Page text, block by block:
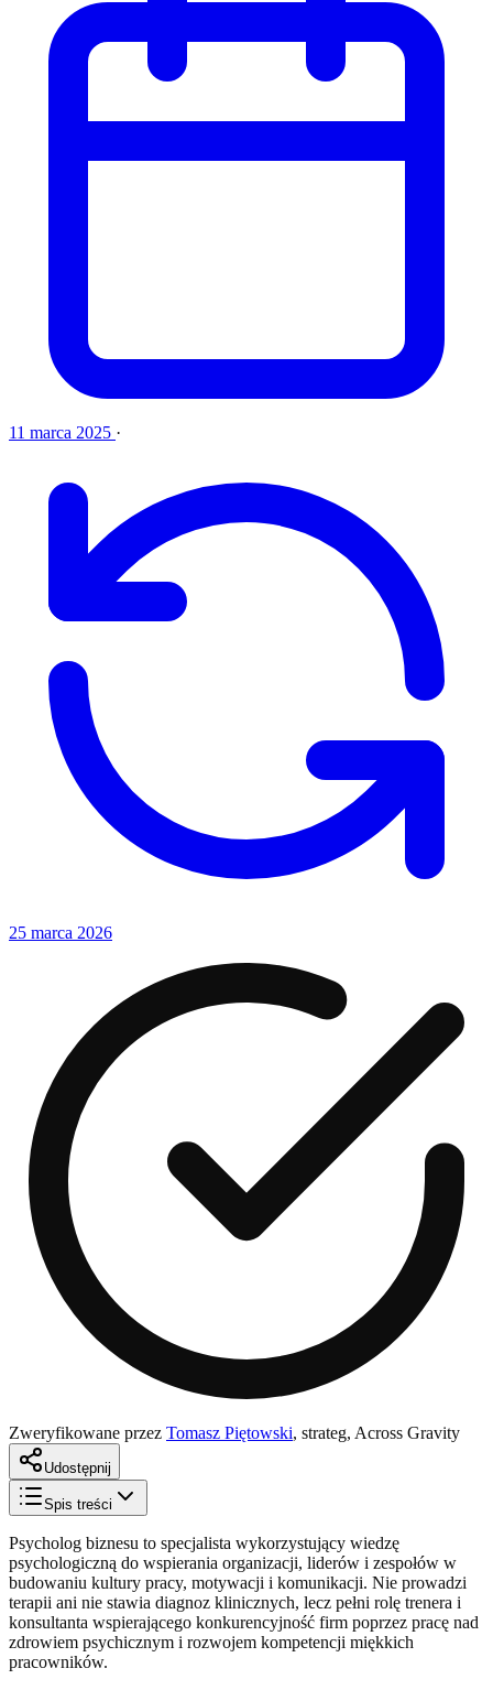
11 marca 2025 ·
25 marca 2026
Zweryfikowane przez Tomasz Piętowski, strateg, Across Gravity
Udostępnij
Spis treści
Psycholog biznesu to specjalista wykorzystujący wiedzę
psychologiczną do wspierania organizacji, liderów i zespołów w
budowaniu kultury pracy, motywacji i komunikacji. Nie prowadzi
terapii ani nie stawia diagnoz klinicznych, lecz pełni rolę trenera i
konsultanta wspierającego konkurencyjność firm poprzez pracę nad
zdrowiem psychicznym i rozwojem kompetencji miękkich
pracowników.